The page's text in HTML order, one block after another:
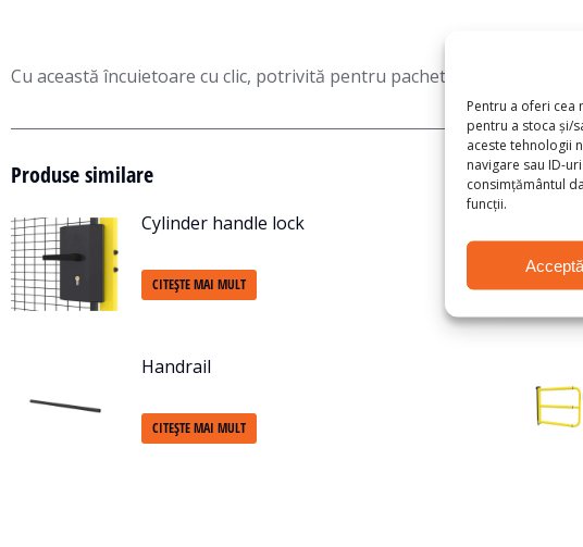
Pentru a oferi cea
pentru a stoca și/
aceste tehnologii
navigare sau ID-
consimțământul
funcții.
Acceptă
Cu această încuietoare cu clic, potrivită pentru pachetele de uși X-
Produse similare
Cylinder handle lock
CITEȘTE MAI MULT
Handrail
CITEȘTE MAI MULT